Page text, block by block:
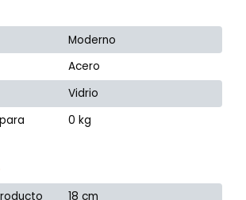
Moderno
Acero
Vidrio
0 kg
18 cm